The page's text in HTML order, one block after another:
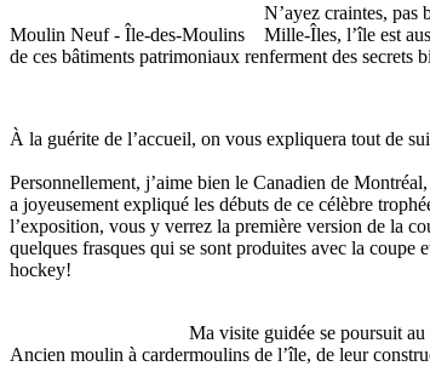
Moulin Neuf - Île-des-Moulins
N’ayez craintes, pas
Mille-Îles, l’île est
de ces bâtiments patrimoniaux renferment des secrets
À la guérite de l’accueil, on vous expliquera tout de
Personnellement, j’aime bien le Canadien de
a joyeusement expliqué les débuts de ce célèbre
l’exposition, vous y verrez la première version de la
quelques frasques qui se sont produites avec la
hockey!
Ancien moulin à carder
Ma visite guidée se poursuit
moulins de l’île, de leur